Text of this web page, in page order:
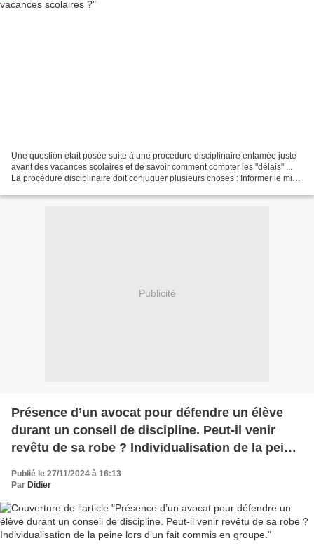
Une question était posée suite à une procédure disciplinaire entamée juste
avant des vacances scolaires et de savoir comment compter les "délais" ...
La procédure disciplinaire doit conjuguer plusieurs choses : Informer le mis
Publicité
Présence d’un avocat pour défendre un élève
durant un conseil de discipline. Peut-il venir
revêtu de sa robe ? Individualisation de la peine
Publié le 27/11/2024 à 16:13
Par Didier